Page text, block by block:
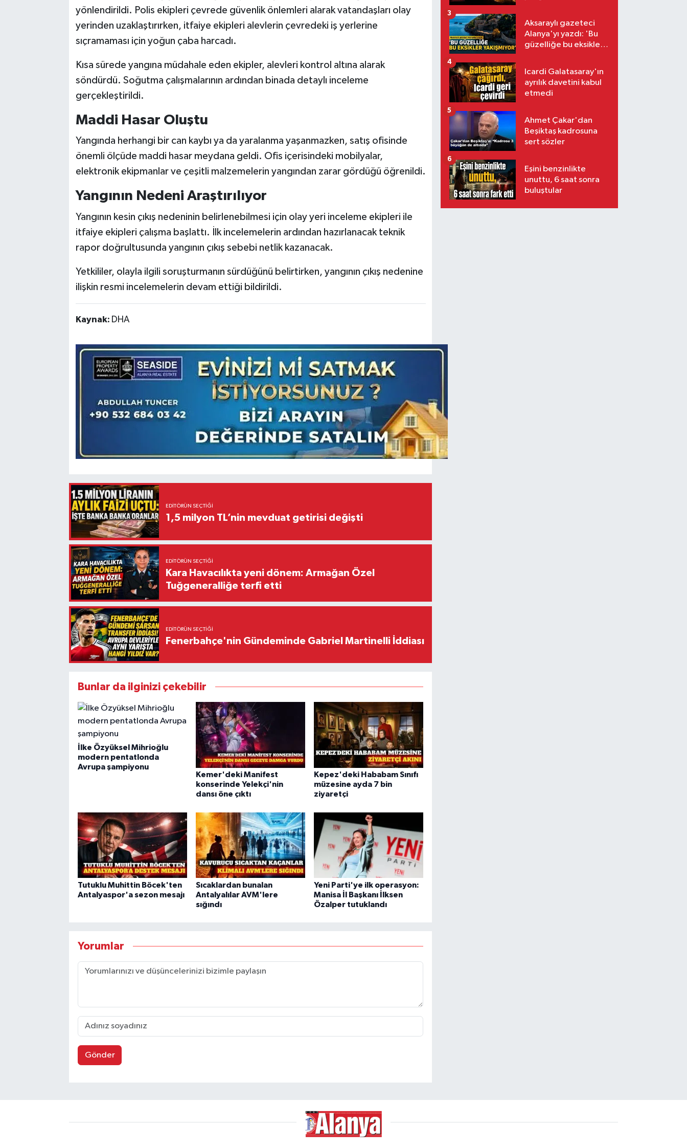
yönlendirildi. Polis ekipleri çevrede güvenlik önlemleri alarak vatandaşları olay
yerinden uzaklaştırırken, itfaiye ekipleri alevlerin çevredeki iş yerlerine
sıçramaması için yoğun çaba harcadı.
Kısa sürede yangına müdahale eden ekipler, alevleri kontrol altına alarak
söndürdü. Soğutma çalışmalarının ardından binada detaylı inceleme
gerçekleştirildi.
Maddi Hasar Oluştu
Yangında herhangi bir can kaybı ya da yaralanma yaşanmazken, satış ofisinde
önemli ölçüde maddi hasar meydana geldi. Ofis içerisindeki mobilyalar,
elektronik ekipmanlar ve çeşitli malzemelerin yangından zarar gördüğü öğrenildi.
Yangının Nedeni Araştırılıyor
Yangının kesin çıkış nedeninin belirlenebilmesi için olay yeri inceleme ekipleri ile
itfaiye ekipleri çalışma başlattı. İlk incelemelerin ardından hazırlanacak teknik
rapor doğrultusunda yangının çıkış sebebi netlik kazanacak.
Yetkililer, olayla ilgili soruşturmanın sürdüğünü belirtirken, yangının çıkış nedenine
ilişkin resmi incelemelerin devam ettiği bildirildi.
Kaynak: DHA
EDITÖRÜN SEÇTIĞI
1,5 milyon TL’nin mevduat getirisi değişti
EDITÖRÜN SEÇTIĞI
Kara Havacılıkta yeni dönem: Armağan Özel
Tuğgeneralliğe terfi etti
EDITÖRÜN SEÇTIĞI
Fenerbahçe'nin Gündeminde Gabriel Martinelli İddiası
Bunlar da ilginizi çekebilir
İlke Özyüksel Mihrioğlu
modern pentatlonda
Avrupa şampiyonu
Kemer'deki Manifest
konserinde Yelekçi'nin
dansı öne çıktı
Kepez'deki Hababam Sınıfı
müzesine ayda 7 bin
ziyaretçi
Tutuklu Muhittin Böcek'ten
Antalyaspor'a sezon mesajı
Sıcaklardan bunalan
Antalyalılar AVM'lere
sığındı
Yeni Parti'ye ilk operasyon:
Manisa İl Başkanı İlksen
Özalper tutuklandı
Yorumlar
Gönder
Aksaraylı gazeteci
Alanya'yı yazdı: 'Bu
güzelliğe bu eksikler
3
Icardi Galatasaray'ın
ayrılık davetini kabul
etmedi
4
Ahmet Çakar'dan
Beşiktaş kadrosuna
sert sözler
5
Eşini benzinlikte
unuttu, 6 saat sonra
buluştular
6